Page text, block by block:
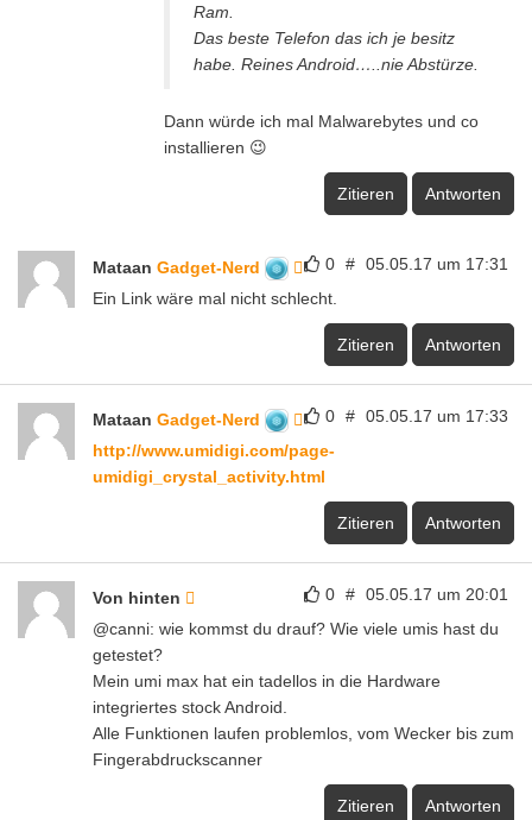
Ram.
Das beste Telefon das ich je besitz
habe. Reines Android…..nie Abstürze.
Dann würde ich mal Malwarebytes und co
installieren 😉
Zitieren Antworten
0 # 05.05.17 um 17:31
Mataan Gadget-Nerd
Ein Link wäre mal nicht schlecht.
Zitieren Antworten
0 # 05.05.17 um 17:33
Mataan Gadget-Nerd
http://www.umidigi.com/page-
umidigi_crystal_activity.html
Zitieren Antworten
0 # 05.05.17 um 20:01
Von hinten
@canni: wie kommst du drauf? Wie viele umis hast du
getestet?
Mein umi max hat ein tadellos in die Hardware
integriertes stock Android.
Alle Funktionen laufen problemlos, vom Wecker bis zum
Fingerabdruckscanner
Zitieren Antworten